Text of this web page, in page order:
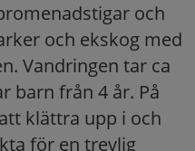
och
och ekskog med
Vandringen tar ca
barn från 4 år. På
klättra upp i och
för en trevlig